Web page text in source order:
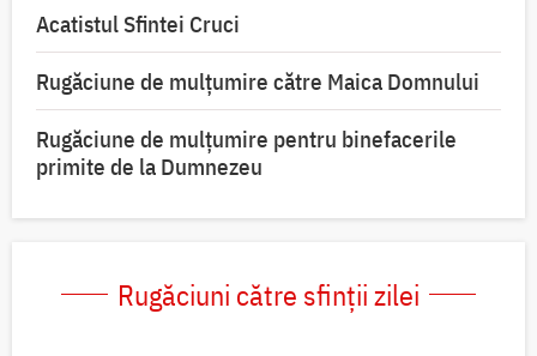
Acatistul Sfintei Cruci
Rugăciune de mulţumire către Maica Domnului
Rugăciune de mulțumire pentru binefacerile
primite de la Dumnezeu
Rugăciuni către sfinții zilei